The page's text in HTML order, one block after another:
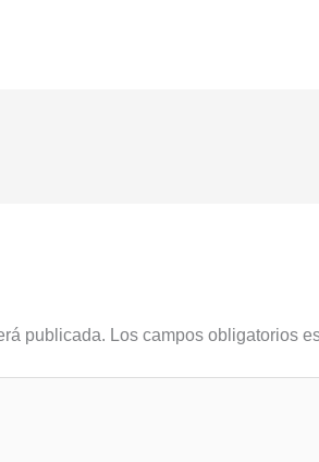
publicada. Los campos obligatorios